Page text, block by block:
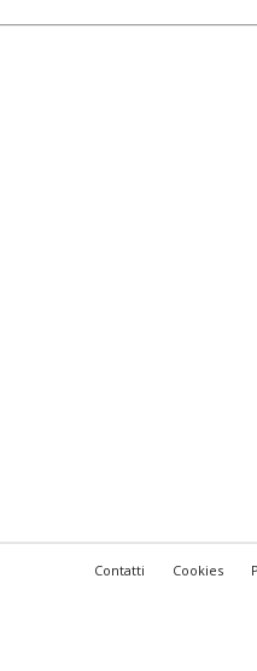
Contatti Cookies